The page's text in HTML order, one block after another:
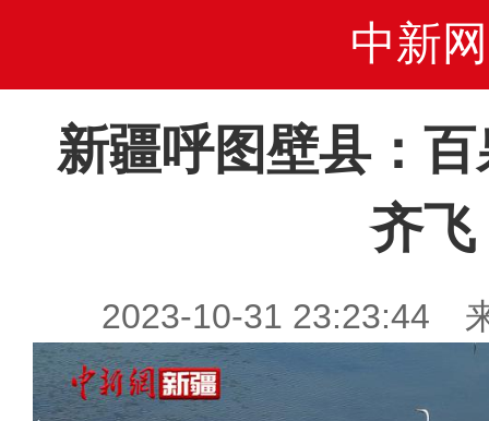
中新网
新疆呼图壁县：
齐飞
2023-10-31 23:23:44